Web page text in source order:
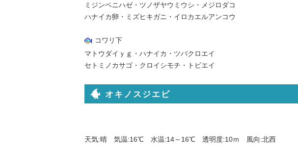
ミジンベニハゼ・ツノザヤウミウシ・メジロダコ
ハナイカ卵・ミズヒキガニ・イロカエルアンコウ
コワリ下
マトウダイｙｇ・ハナイカ・ツバクロエイ
セトミノカサゴ・クロイシモチ・トビエイ
オキノスジエビ
天気:晴 気温:16℃ 水温:14～16℃ 透明度:10ｍ 風向:北西